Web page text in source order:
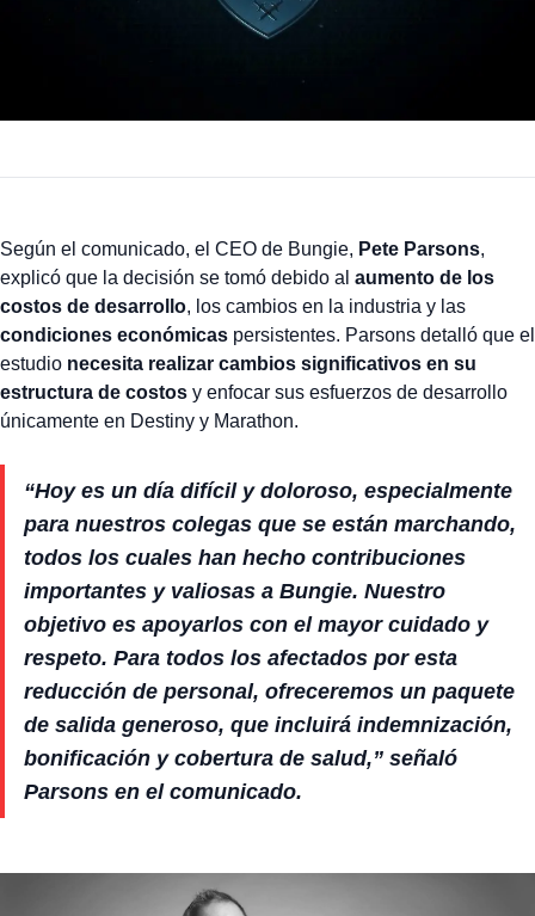
Según el comunicado, el CEO de Bungie, Pete Parsons,
explicó que la decisión se tomó debido al aumento de los
costos de desarrollo, los cambios en la industria y las
condiciones económicas persistentes. Parsons detalló que el
estudio necesita realizar cambios significativos en su
estructura de costos y enfocar sus esfuerzos de desarrollo
únicamente en Destiny y Marathon.
“Hoy es un día difícil y doloroso, especialmente
para nuestros colegas que se están marchando,
todos los cuales han hecho contribuciones
importantes y valiosas a Bungie. Nuestro
objetivo es apoyarlos con el mayor cuidado y
respeto. Para todos los afectados por esta
reducción de personal, ofreceremos un paquete
de salida generoso, que incluirá indemnización,
bonificación y cobertura de salud,” señaló
Parsons en el comunicado.